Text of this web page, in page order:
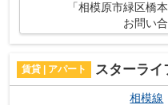
「相模原市緑区橋
お問い
賃貸 | アパート スターライ
相模線